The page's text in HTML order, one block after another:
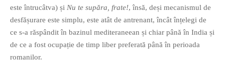
este întrucâtva) și Nu te supăra, frate!, însă, deși mecanismul de
desfășurare este simplu, este atât de antrenant, încât înțelegi de
ce s-a răspândit în bazinul mediteraneean și chiar până în India și
de ce a fost ocupație de timp liber preferată până în perioada
romanilor.